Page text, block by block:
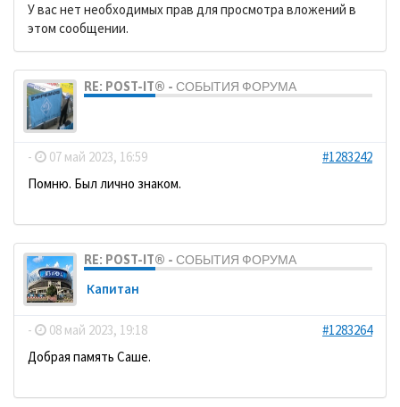
У вас нет необходимых прав для просмотра вложений в
этом сообщении.
RE: POST-IT® - СОБЫТИЯ ФОРУМА
- 07 май 2023, 16:59
#1283242
Помню. Был лично знаком.
RE: POST-IT® - СОБЫТИЯ ФОРУМА
Кaпитaн
- 08 май 2023, 19:18
#1283264
Добрая память Саше.